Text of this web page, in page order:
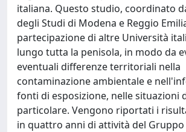
italiana. Questo studio, coordinato
degli Studi di Modena e Reggio
partecipazione di altre Università
lungo tutta la penisola, in modo da
eventuali differenze territoriali nella
contaminazione ambientale e
fonti di esposizione, nelle situazioni
particolare. Vengono riportati i
in quattro anni di attività del